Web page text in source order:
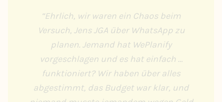
“Ehrlich, wir waren ein Chaos beim
Versuch, Jens JGA über WhatsApp zu
planen. Jemand hat WePlanify
vorgeschlagen und es hat einfach …
funktioniert? Wir haben über alles
abgestimmt, das Budget war klar, und